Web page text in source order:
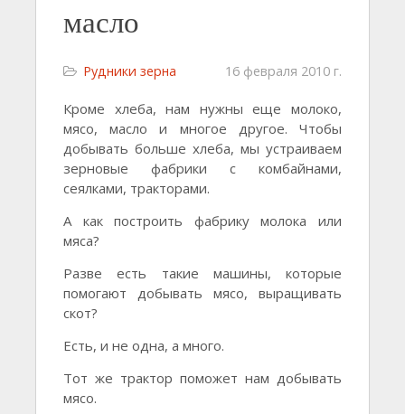
масло
Рудники зерна 16 февраля 2010 г.
Кроме хлеба, нам нужны еще молоко,
мясо, масло и многое другое. Чтобы
добывать больше хлеба, мы устраиваем
зерновые фабрики с комбайнами,
сеялками, тракторами.
А как построить фабрику молока или
мяса?
Разве есть такие машины, которые
помогают добывать мясо, выращивать
скот?
Есть, и не одна, а много.
Тот же трактор поможет нам добывать
мясо.